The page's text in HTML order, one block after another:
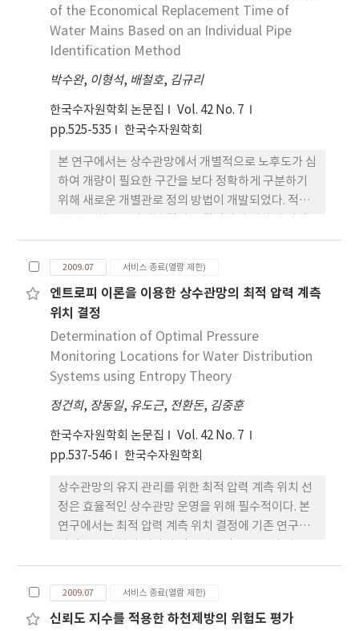
of the Economical Replacement Time of
Water Mains Based on an Individual Pipe
Identification Method
박수완, 이형석, 배철호, 김규리
한국수자원학회 논문집
Vol. 42 No. 7
pp.525-535
한국수자원학회
본 연구에서는 상수관망에서 개별적으로 노후도가 심
하여 개량이 필요한 구간을 보다 정확하게 구분하기
위해 새로운 개별관로 정의 방법이 개발되었다. 적절
가지 관로 최소구성성분 길이에 대한 평균 누적파손
횟수경사선의 분산값을 비교하여 가장 큰 분산값을
나타내는 관로 최소구성성분 길이인 4 m 를 연구대상
지역의 상수관망에 적용하였으며 관로 ID는 39개로
구분되어졌다. 관로의 경제적 최적교체 시기는 한계
파손율과
2009.07 서비스 종료(열람 제한)
엔트로피 이론을 이용한 상수관망의 최적 압력 계측
위치 결정
Determination of Optimal Pressure
Monitoring Locations for Water Distribution
Systems using Entropy Theory
정건희, 장동일, 유도근, 전환돈, 김중훈
한국수자원학회 논문집
Vol. 42 No. 7
pp.537-546
한국수자원학회
상수관망의 유지 관리를 위한 최적 압력 계측 위치 선
정은 효율적인 상수관망 운영을 위해 필수적이다. 본
연구에서는 최적 압력 계측 위치 결정에 기존 연구의
사용하였다. 기존의 방법은 실측자료를 이용한 검 보
정이 필요로 하기에 체계적인 관리가 미흡한 지역에
서는 적용이 어려운 단점이 있다. 또한 대부분의 연구
가 상수관망 모형의 정확도를 높이며 측정비용을 최
2009.07 서비스 종료(열람 제한)
신뢰도 지수를 적용한 하천제방의 위험도 평가